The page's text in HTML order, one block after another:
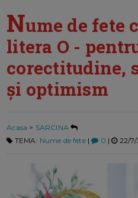
Nume de fete
litera O -
corectitudine,
și optimism
Acasa > SARCINA
TEMA: Nume de fete| 0 | 22/